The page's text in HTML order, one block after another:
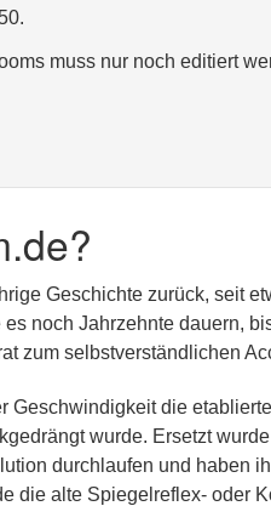
muss nur noch editiert
Geschichte zurück, seit
noch Jahrzehnte dauern,
zum selbstverständlichen
Geschwindigkeit die
wurde. Ersetzt
durchlaufen und haben
die alte Spiegelreflex- oder